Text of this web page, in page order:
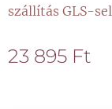
szállítás GLS-
23 895 Ft